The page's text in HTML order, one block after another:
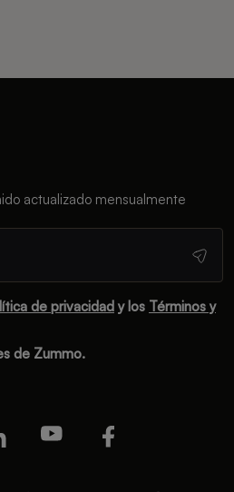
actualizado mensualmente
de privacidad y los Términos y
de Zummo.